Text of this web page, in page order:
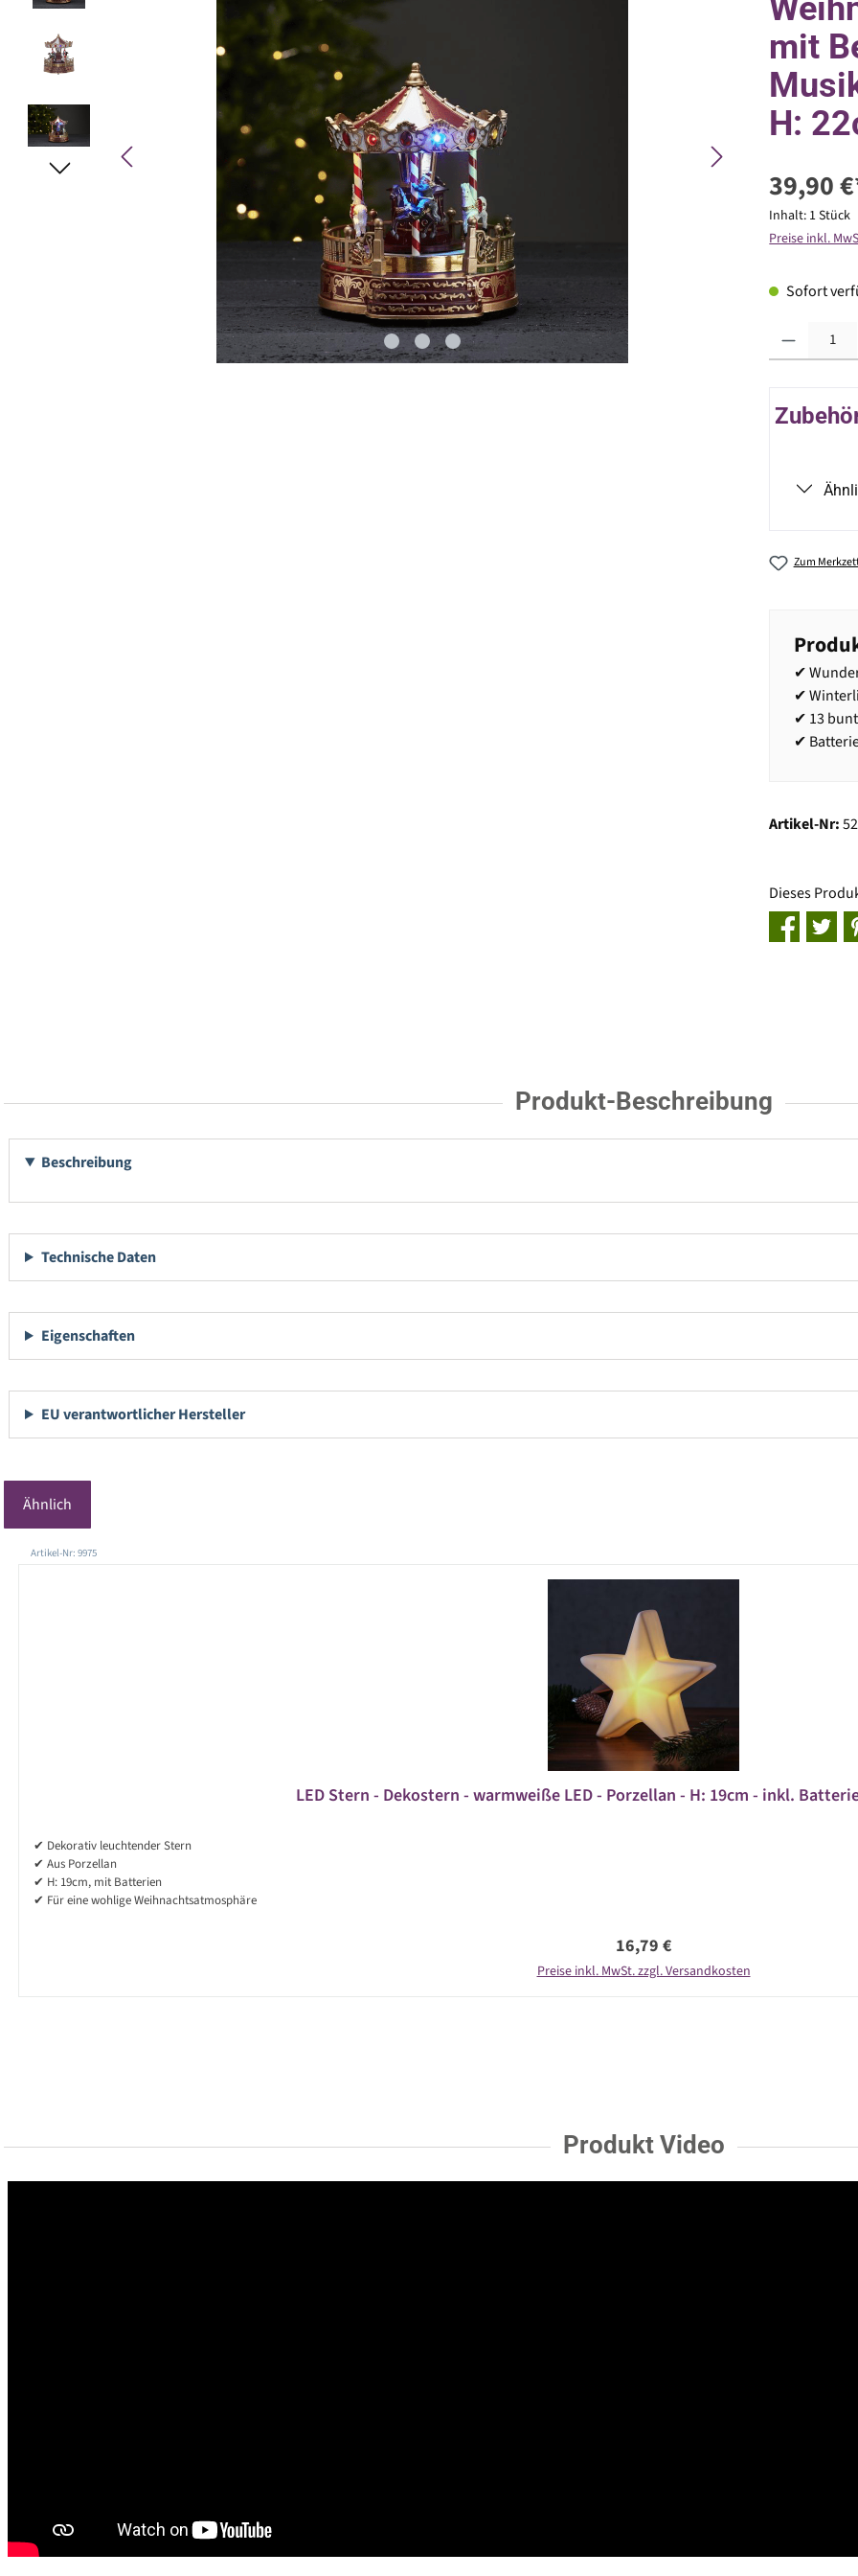
mit
H:
39,90
Inhalt: 1 Stück
Preise inkl.
Sofort
Zum
✔
✔
✔ 13
✔
Artikel-Nr:
Dieses
Produkt-Beschreibung
Beschreibung
Technische Daten
Eigenschaften
EU verantwortlicher Hersteller
Ähnlich
Produktgalerie überspringen
Artikel-Nr: 9975
LED Stern - Dekostern - warmweiße LED - Porzellan - H: 19cm - inkl.
✔ Dekorativ leuchtender Stern
✔ Aus Porzellan
✔ H: 19cm, mit Batterien
✔ Für eine wohlige Weihnachtsatmosphäre
Regulärer Preis:
16,79 €
Preise inkl. MwSt. zzgl. Versandkosten
Produkt Video